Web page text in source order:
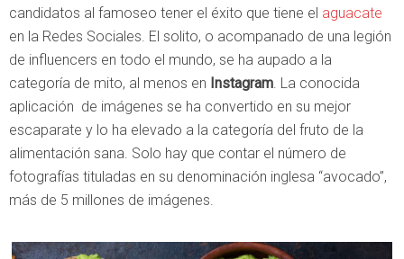
candidatos al famoseo tener el éxito que tiene el aguacate
en la Redes Sociales. El solito, o acompanado de una legión
de influencers en todo el mundo, se ha aupado a la
categoría de mito, al menos en Instagram . La conocida
aplicación de imágenes se ha convertido en su mejor
escaparate y lo ha elevado a la categoría del fruto de la
alimentación sana. Solo hay que contar el número de
fotografías tituladas en su denominación inglesa “avocado”,
más de 5 millones de imágenes.